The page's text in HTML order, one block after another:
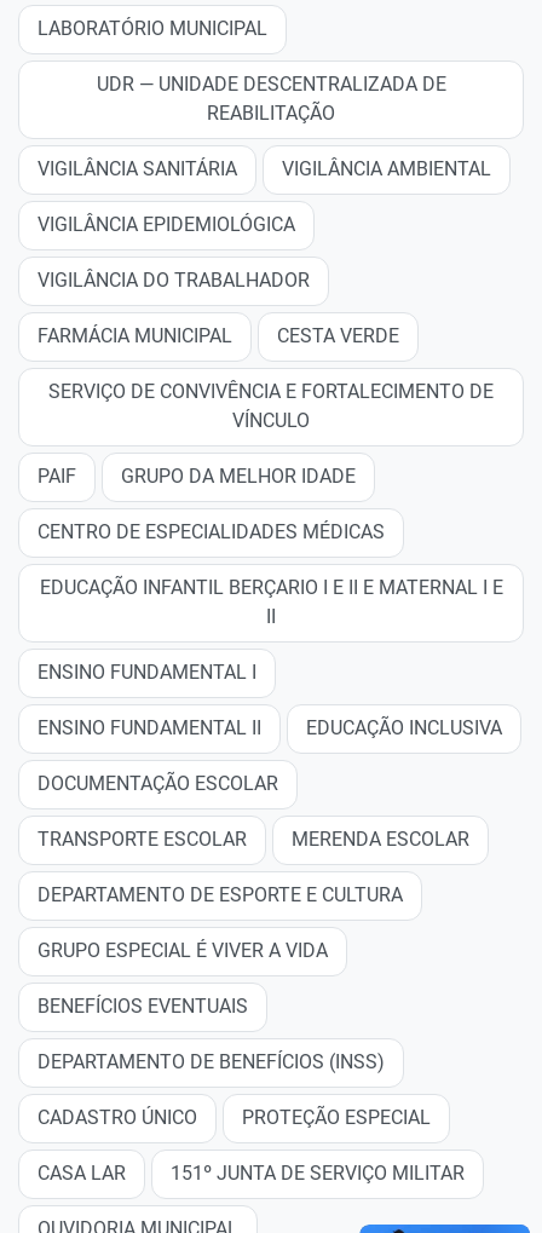
LABORATÓRIO MUNICIPAL
UDR — UNIDADE DESCENTRALIZADA DE
REABILITAÇÃO
VIGILÂNCIA SANITÁRIA VIGILÂNCIA AMBIENTAL
VIGILÂNCIA EPIDEMIOLÓGICA
VIGILÂNCIA DO TRABALHADOR
FARMÁCIA MUNICIPAL CESTA VERDE
SERVIÇO DE CONVIVÊNCIA E FORTALECIMENTO DE
VÍNCULO
PAIF GRUPO DA MELHOR IDADE
CENTRO DE ESPECIALIDADES MÉDICAS
EDUCAÇÃO INFANTIL BERÇARIO I E II E MATERNAL I E
ENSINO FUNDAMENTAL I
ENSINO FUNDAMENTAL II EDUCAÇÃO INCLUSIVA
DOCUMENTAÇÃO ESCOLAR
TRANSPORTE ESCOLAR MERENDA ESCOLAR
DEPARTAMENTO DE ESPORTE E CULTURA
GRUPO ESPECIAL É VIVER A VIDA
BENEFÍCIOS EVENTUAIS
DEPARTAMENTO DE BENEFÍCIOS (INSS)
CADASTRO ÚNICO PROTEÇÃO ESPECIAL
CASA LAR 151º JUNTA DE SERVIÇO MILITAR